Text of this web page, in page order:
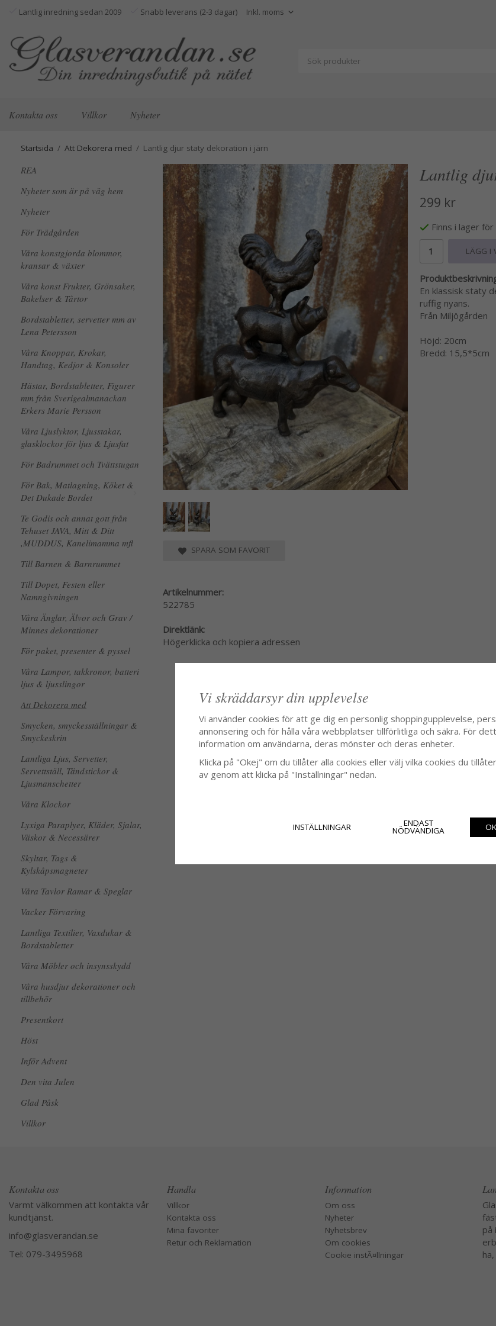
Lantlig inredning sedan 2009 Snabb leverans (2-3 dagar)
Kontakta oss Villkor Nyheter
Startsida / Att Dekorera med / Lantlig djur staty dekoration i järn
REA
Nyheter som är på väg hem
Nyheter
För Trädgården
Våra konstgjorda blommor,
kransar & växter
Våra konst Frukter, Grönsaker,
Bakelser & Tårtor
Bordstabletter, servetter mm av
Lena Petersson
Våra Knoppar, Krokar,
Handtag, Kedjor & Konsoler
Hästar, Bordstabletter, Figurer
mm från Sverigealmanackan
Erkers Marie Persson
Våra Ljuslyktor, Ljusstakar,
glasklockor för ljus & Ljusfat
För Badrummet och Tvättstugan
För Bak, Matlagning, Köket &
Det Dukade Bordet
Te Godis och annat gott från
Tehuset JAVA, Mitt & Ditt
,MUDDUS, Kanelimamma mfl
Till Barnen & Barnrummet
Till Dopet, Festen eller
Namngivningen
Våra Änglar, Älvor och Grav /
Minnes dekorationer
För paket, presenter & pyssel
Våra Lampor, takkronor, batteri
ljus & ljusslingor
Att Dekorera med
Smycken, smyckesställningar &
Smyckeskrin
Lantliga Ljus, Servetter,
Servettställ, Tändstickor &
Ljusmanschetter
Våra Klockor
Lyxiga Paraplyer, Kläder, Sjalar,
Väskor & Necessärer
Skyltar, Tags &
Kylskåpsmagneter
Våra Tavlor Ramar & Speglar
Vacker Förvaring
Lantliga Textilier, Vaxdukar &
Bordstabletter
Våra Möbler och insynsskydd
Våra husdjur dekorationer och
tillbehör
Presentkort
Höst
Inför Advent
Den vita Julen
Glad Påsk
Villkor
Lantlig
299 kr
Finns i lager
LÄGG I
En klassisk staty
ruffig nyans.
Från Miljögården
Höjd: 20cm
Bredd: 15,5*5cm
SPARA SOM FAVORIT
Artikelnummer:
522785
Direktlänk:
Högerklicka och kopiera adressen
Kontakta oss
Varmt välkommen att kontakta vår
kundtjänst.
info@glasverandan.se
Tel: 079-3495968
Handla
Villkor
Kontakta oss
Mina favoriter
Retur och Reklamation
Information
Om oss
Nyheter
Nyhetsbrev
Om cookies
Cookie instÃ¤llningar
på
Vi skräddarsyr din upplevelse
Vi använder cookies för att ge dig en personlig shoppingupplevelse,
annonsering och för hålla våra webbplatser tillförlitliga och säkra. För
information om användarna, deras mönster och deras enheter.
Klicka på "Okej" om du tillåter alla cookies eller välj vilka cookies du
av genom att klicka på "Inställningar" nedan.
INSTÄLLNINGAR ENDAST
NÖDVÄNDIGA